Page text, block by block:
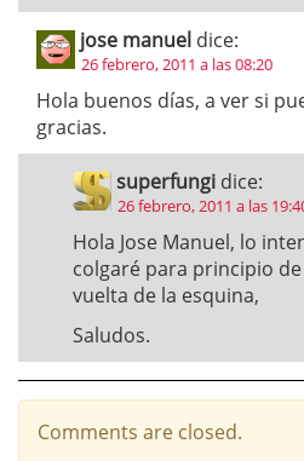
jose manuel dice:
26 febrero, 2011 a las 08:20
Hola buenos días, a ver si
gracias.
superfungi dice:
26 febrero, 2011 a las
Hola Jose Manuel, lo
colgaré para principio
vuelta de la esquina,
Saludos.
Comments are closed.